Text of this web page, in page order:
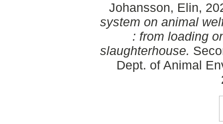
Johansson, Elin,
system on animal
: from loading
slaughterhouse.
Dept. of Animal